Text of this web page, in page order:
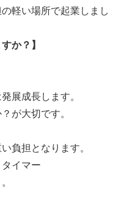
軽い場所で起業しまし
か？】
展成長します。
が大切です。
負担となります。
イマー